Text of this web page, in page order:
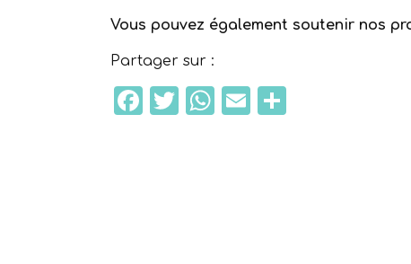
Vous pouvez également soutenir nos
Partager sur :
Facebook
Twitter
WhatsApp
Email